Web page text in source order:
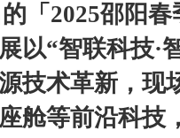
「2025邵阳春
以“智联科技·
技术革新，现
舱等前沿科技